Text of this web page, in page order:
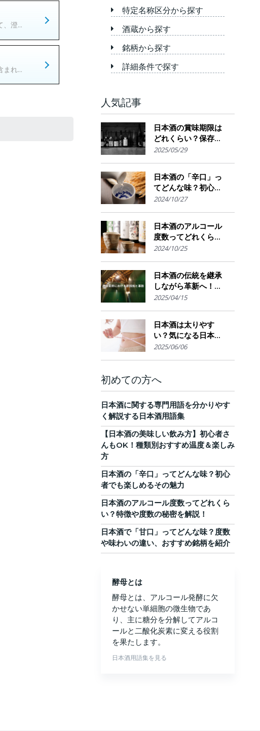
澄...
れ...
特定名称区分から探す
酒蔵から探す
銘柄から探す
詳細条件で探す
人気記事
日本酒の賞味期限は
どれくらい？保存場
所のポイント
2025/05/29
日本酒の「辛口」っ
てどんな味？初心者
でも楽しめるその魅
2024/10/27
日本酒のアルコール
度数ってどれくら
い？特徴や度数の秘
2024/10/25
日本酒の伝統を継承
しながら革新へ！
AI・IoTが実現する革
の未来展望
2025/04/15
日本酒は太りやす
い？気になる日本酒
のカロリーと糖質。
2025/06/06
初めての方へ
日本酒に関する専門用語を分かりやす
く解説する日本酒用語集
【日本酒の美味しい飲み方】初心者さ
んもOK！種類別おすすめ温度＆楽しみ
方
日本酒の「辛口」ってどんな味？初心
者でも楽しめるその魅力
日本酒のアルコール度数ってどれくら
い？特徴や度数の秘密を解説！
日本酒で「甘口」ってどんな味？度数
や味わいの違い、おすすめ銘柄を紹介
酵母とは
酵母とは、アルコール発酵に欠
かせない単細胞の微生物であ
り、主に糖分を分解してアルコ
ールと二酸化炭素に変える役割
を果たします。
日本酒用語集を見る